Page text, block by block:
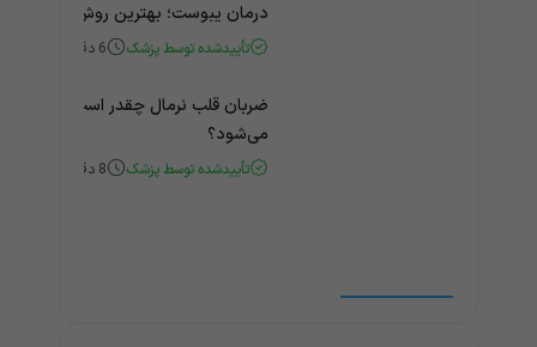
درمان یبوست؛ بهترین روش‌های
تأییدشده توسط پزشک 6 دقیقه
ضربان قلب نرمال چقدر است؟ چه
می‌شود؟
تأییدشده توسط پزشک 8 دقیقه